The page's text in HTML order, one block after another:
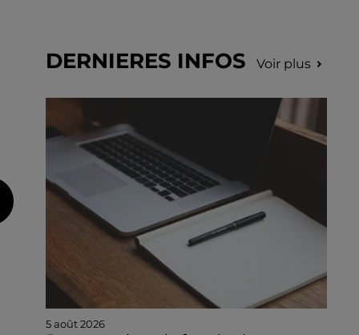
DERNIERES INFOS Voir plus
5 août 2026